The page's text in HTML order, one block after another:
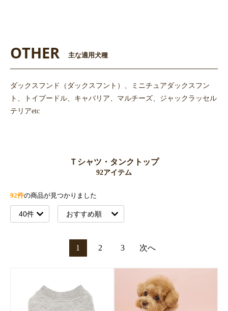
OTHER 主な適用犬種
ダックスフンド（ダックスフント）、ミニチュアダックスフン
ト、トイプードル、キャバリア、マルチーズ、ジャックラッセル
テリアetc
Ｔシャツ・タンクトップ
92アイテム
92件の商品が見つかりました
1 2 3 次へ